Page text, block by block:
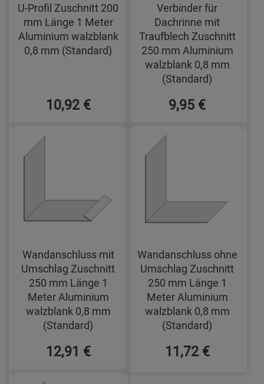
U-Profil Zuschnitt 200
mm Länge 1 Meter
Aluminium walzblank
0,8 mm (Standard)
10,92 €
Verbinder für
Dachrinne mit
Traufblech Zuschnitt
250 mm Aluminium
walzblank 0,8 mm
(Standard)
9,95 €
Wandanschluss mit
Umschlag Zuschnitt
250 mm Länge 1
Meter Aluminium
walzblank 0,8 mm
(Standard)
12,91 €
Wandanschluss ohne
Umschlag Zuschnitt
250 mm Länge 1
Meter Aluminium
walzblank 0,8 mm
(Standard)
11,72 €